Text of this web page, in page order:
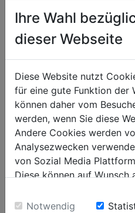
packaging
packaging length in
packaging height in
general data
EAN code
Ihre Wahl
dieser Webseite
Diese Website nutzt
für eine gute Funktion der
können daher vom
werden, wenn Sie diese
Andere Cookies werden
Analysezwecken
von Sozial Media
Diese können auf Wunsch
Einwilligung zu unseren
Notwendig